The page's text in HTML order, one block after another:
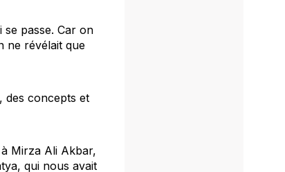
passe. Car on
ne révélait que
des concepts et
Mirza Ali Akbar,
qui nous avait